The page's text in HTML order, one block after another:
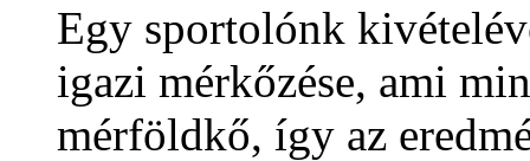
Egy sportolónk
igazi mérkőzése, ami
mérföldkő, így az